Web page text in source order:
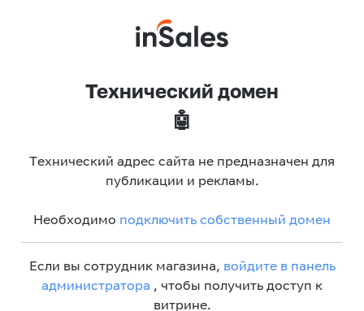
Технический домен
🤖
Технический адрес сайта не предназначен для
публикации и рекламы.
Необходимо подключить собственный домен
Если вы сотрудник магазина, войдите в панель
администратора , чтобы получить доступ к
витрине.